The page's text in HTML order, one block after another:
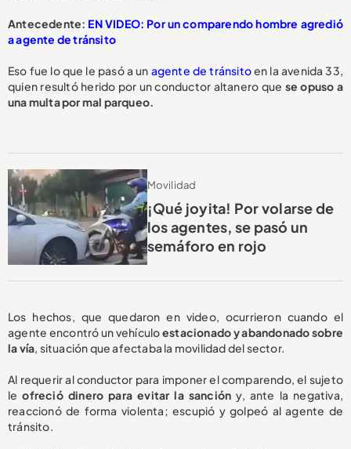
Antecedente: EN VIDEO: Por un comparendo hombre agredió
a agente de tránsito
Eso fue lo que le pasó a un agente de tránsitoen la avenida 33,
quien resultó herido por un conductor altanero que se opuso a
una multapor mal parqueo.
Movilidad
¡Qué joyita! Por volarse de
los agentes, se pasó un
semáforo en rojo
Los hechos, que quedaron en video, ocurrieron cuando el
agente encontró un vehículoestacionado y abandonado sobre
la vía, situación que afectaba la movilidad del sector.
Al requerir al conductor para imponer el comparendo, el sujeto
leofreció dinero para evitar la sanción y, ante la negativa,
reaccionó de forma violenta; escupió y golpeó al agente de
tránsito.